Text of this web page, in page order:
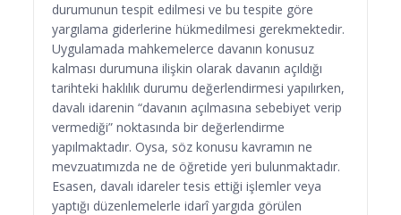
durumunun tespit edilmesi ve bu tespite göre
yargılama giderlerine hükmedilmesi gerekmektedir.
Uygulamada mahkemelerce davanın konusuz
kalması durumuna ilişkin olarak davanın açıldığı
tarihteki haklılık durumu değerlendirmesi yapılırken,
davalı idarenin “davanın açılmasına sebebiyet verip
vermediği” noktasında bir değerlendirme
yapılmaktadır. Oysa, söz konusu kavramın ne
mevzuatımızda ne de öğretide yeri bulunmaktadır.
Esasen, davalı idareler tesis ettiği işlemler veya
yaptığı düzenlemelerle idarî yargıda görülen